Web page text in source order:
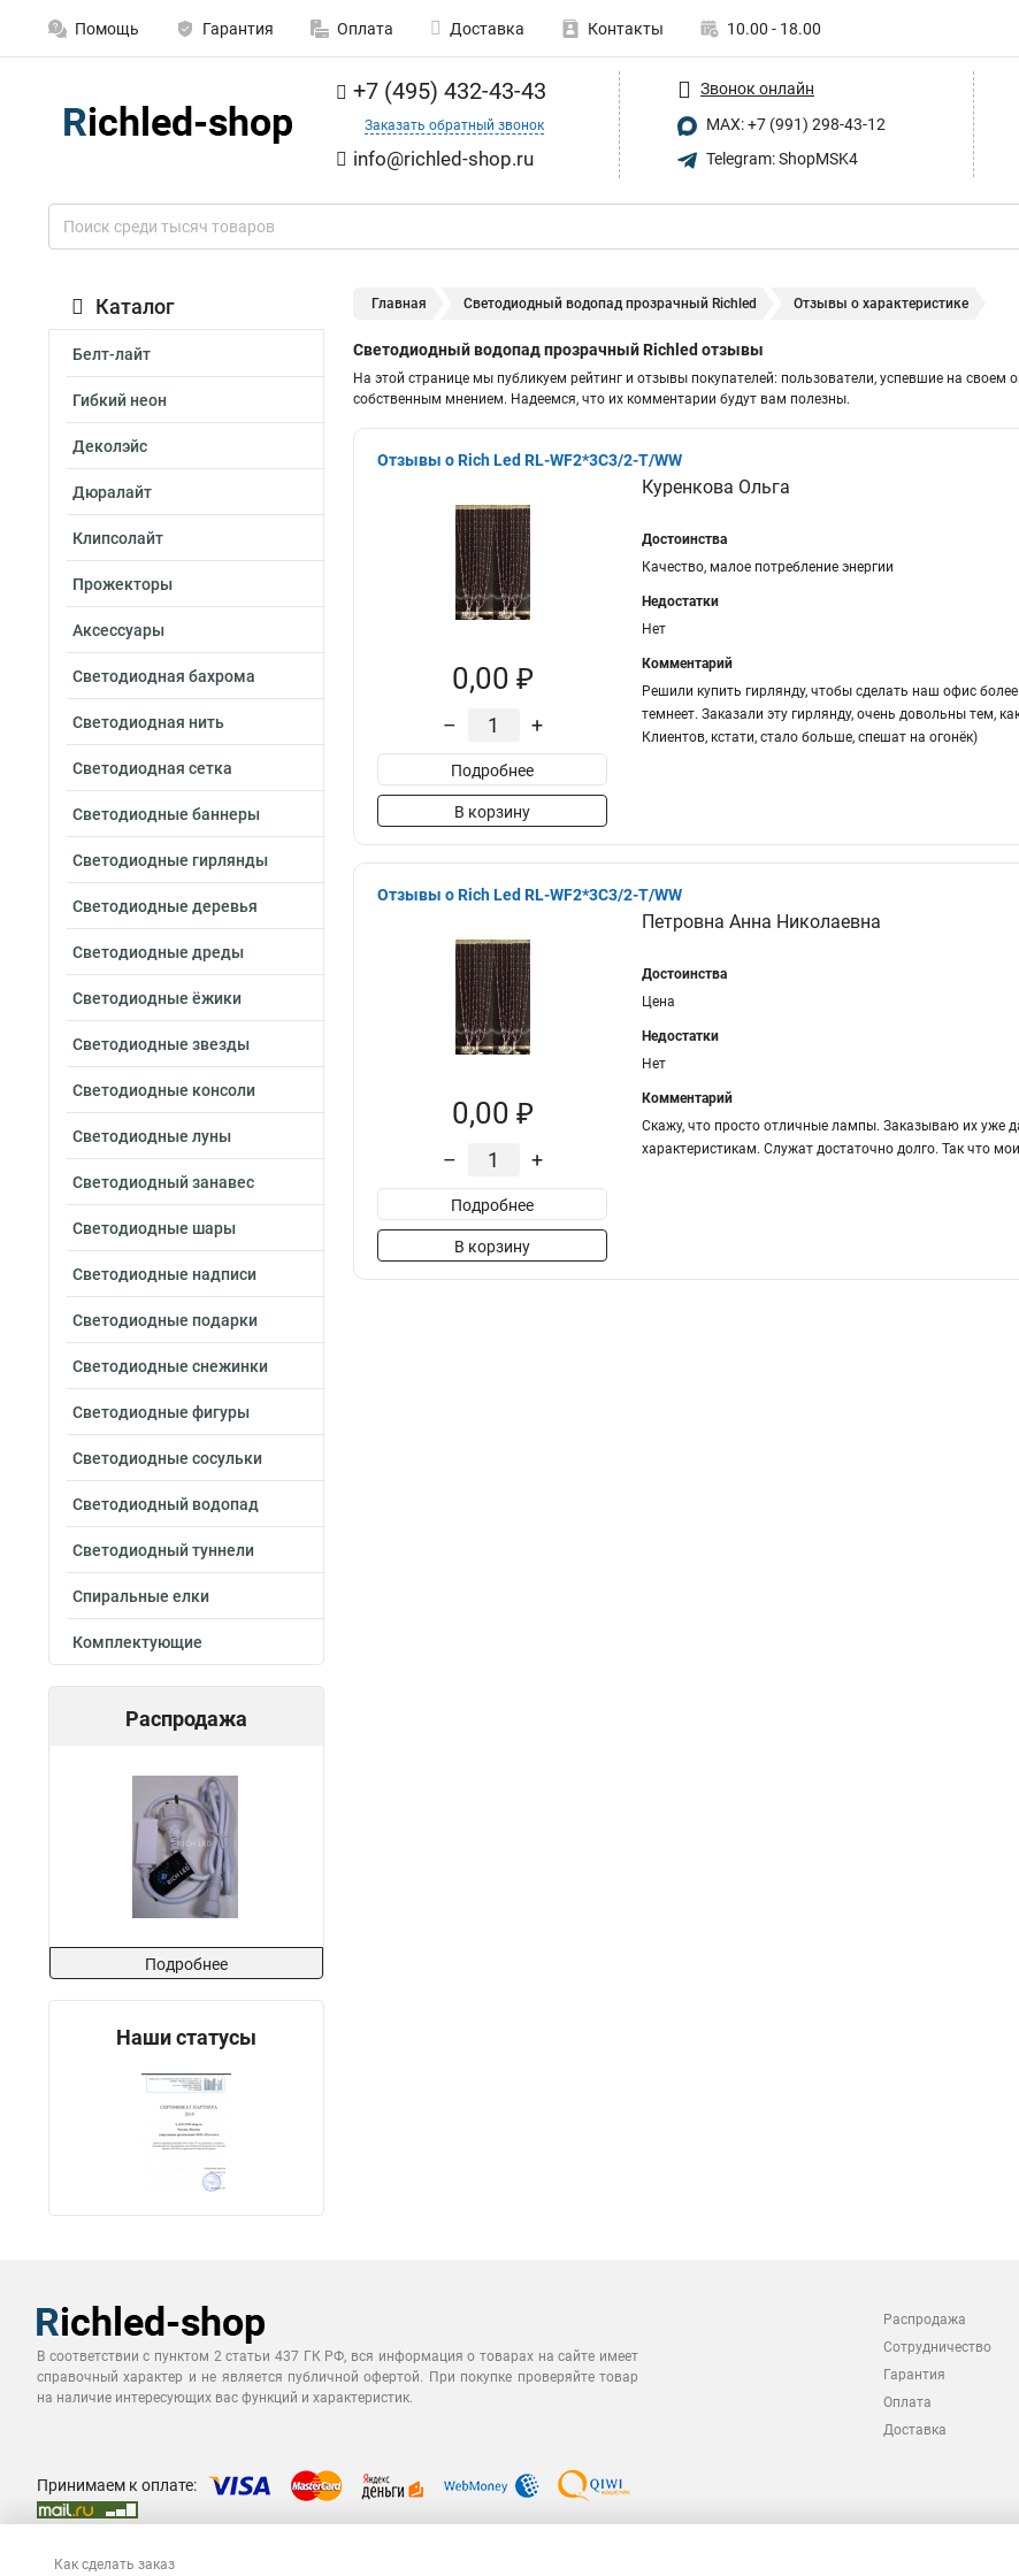
Помощь Гарантия Оплата Доставка Контакты 10.00 - 18.00
+7 (495) 432-43-43
Заказать обратный звонок
info@richled-shop.ru
Звонок онлайн
MAX: +7 (991) 298-43-12
Telegram: ShopMSK4
Каталог
Белт-лайт
Гибкий неон
Деколэйс
Дюралайт
Клипсолайт
Прожекторы
Аксессуары
Светодиодная бахрома
Светодиодная нить
Светодиодная сетка
Светодиодные баннеры
Светодиодные гирлянды
Светодиодные деревья
Светодиодные дреды
Светодиодные ёжики
Светодиодные звезды
Светодиодные консоли
Светодиодные луны
Светодиодный занавес
Светодиодные шары
Светодиодные надписи
Светодиодные подарки
Светодиодные снежинки
Светодиодные фигуры
Светодиодные сосульки
Светодиодный водопад
Светодиодный туннели
Спиральные елки
Комплектующие
Распродажа
Подробнее
Наши статусы
Главная Светодиодный водопад прозрачный Richled Отзывы о характеристике
Светодиодный водопад прозрачный Richled отзывы
На этой странице мы публикуем рейтинг и отзывы покупателей: пользователи, успевшие на
собственным мнением. Надеемся, что их комментарии будут вам полезны.
Отзывы о Rich Led RL-WF2*3C3/2-T/WW
0,00 ₽
– +
Подробнее
В корзину
Куренкова Ольга
Достоинства
Качество, малое потребление энергии
Недостатки
Нет
Комментарий
Решили купить гирлянду, чтобы сделать наш офис
темнеет. Заказали эту гирлянду, очень довольны тем,
Клиентов, кстати, стало больше, спешат на огонёк)
Отзывы о Rich Led RL-WF2*3C3/2-T/WW
0,00 ₽
– +
Подробнее
В корзину
Петровна Анна Николаевна
Достоинства
Цена
Недостатки
Нет
Комментарий
Скажу, что просто отличные лампы. Заказываю их уже
характеристикам. Служат достаточно долго. Так что
В соответствии с пунктом 2 статьи 437 ГК РФ, вся информация о товарах на сайте имеет
справочный характер и не является публичной офертой. При покупке проверяйте товар
на наличие интересующих вас функций и характеристик.
Распродажа
Сотрудничество
Гарантия
Оплата
Доставка
Принимаем к оплате:
Как сделать заказ